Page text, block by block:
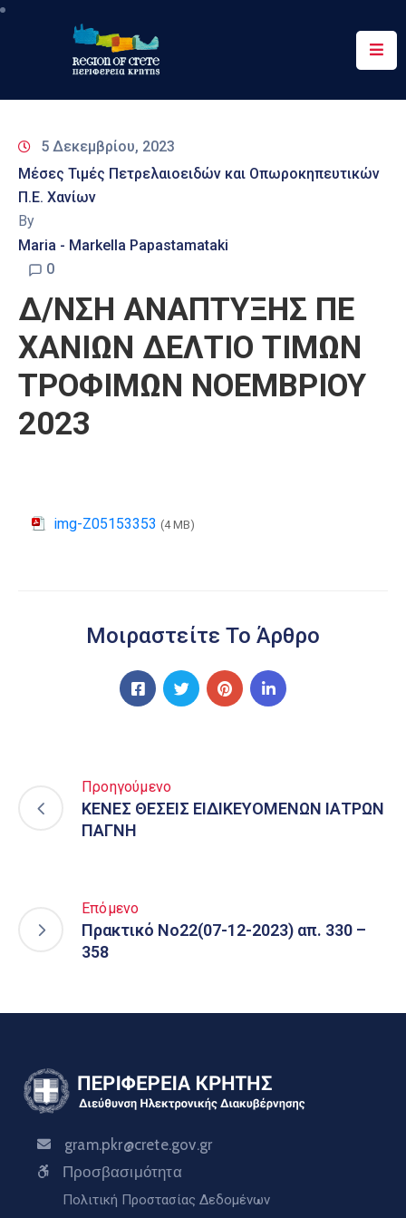
Περιφέρεια
&
Δράσεις
Ψηφιακές
Υπηρεσίες
Επικοινωνία
5 Δεκεμβρίου, 2023
Μέσες Τιμές Πετρελαιοειδών και Οπωροκηπευτικών
Π.Ε. Χανίων
By
Maria - Markella Papastamataki
0
Δ/ΝΣΗ ΑΝΑΠΤΥΞΗΣ ΠΕ
ΧΑΝΙΩΝ ΔΕΛΤΙΟ ΤΙΜΩΝ
ΤΡΟΦΙΜΩΝ ΝΟΕΜΒΡΙΟΥ
2023
img-Z05153353 (4 MB)
Μοιραστείτε Το Άρθρο
Προηγούμενο
ΚΕΝΕΣ ΘΕΣΕΙΣ ΕΙΔΙΚΕΥΟΜΕΝΩΝ ΙΑΤΡΩΝ
ΠΑΓΝΗ
Επόμενο
Πρακτικό Νο22(07-12-2023) απ. 330 –
358
gram.pkr@crete.gov.gr
Προσβασιμότητα
Πολιτική Προστασίας Δεδομένων